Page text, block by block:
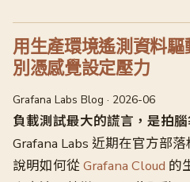
用生產環境遙測資料
別憑感覺設定壓力
Grafana Labs Blog · 2026-06
負載測試最大的謊言，是拍
Grafana Labs 近期在官方部
說明如何從Grafana Cloud 的